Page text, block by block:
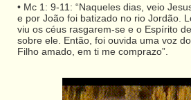
• Mc 1: 9-11: “Naqueles dias, veio
e por João foi batizado no rio Jordão.
viu os céus rasgarem-se e o Espírito
sobre ele. Então, foi ouvida uma voz
Filho amado, em ti me comprazo”.